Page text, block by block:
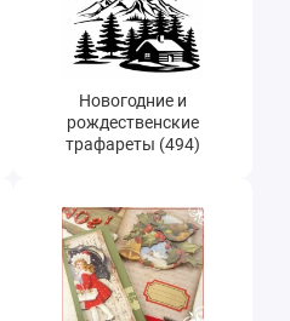
Новогодние и
рождественские
трафареты (494)